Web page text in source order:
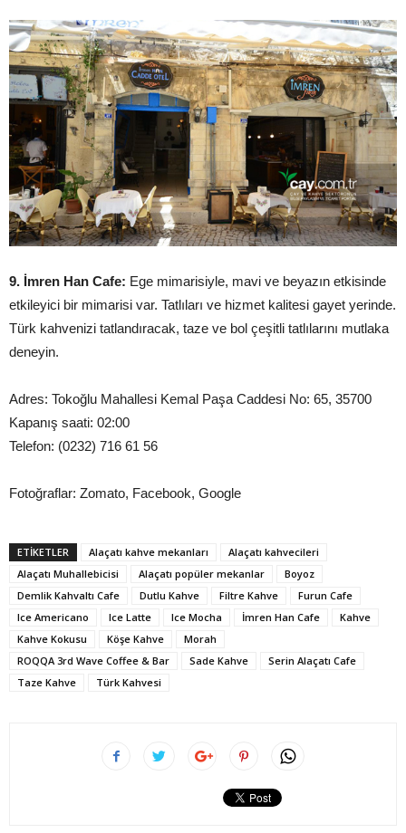
9. İmren Han Cafe: Ege mimarisiyle, mavi ve beyazın etkisinde
etkileyici bir mimarisi var. Tatlıları ve hizmet kalitesi gayet yerinde.
Türk kahvenizi tatlandıracak, taze ve bol çeşitli tatlılarını mutlaka
deneyin.
Adres: Tokoğlu Mahallesi Kemal Paşa Caddesi No: 65, 35700
Kapanış saati: 02:00
Telefon: (0232) 716 61 56
Fotoğraflar: Zomato, Facebook, Google
ETIKETLER Alaçatı kahve mekanları
Alaçatı kahvecileri
Alaçatı Muhallebicisi
Alaçatı popüler mekanlar
Boyoz
Demlik Kahvaltı Cafe
Dutlu Kahve Filtre Kahve
Furun Cafe
Ice Americano
Ice Latte Ice Mocha İmren Han Cafe
Kahve
Kahve Kokusu
Köşe Kahve
Morah
ROQQA 3rd Wave Coffee & Bar
Sade Kahve
Serin Alaçatı Cafe
Taze Kahve
Türk Kahvesi